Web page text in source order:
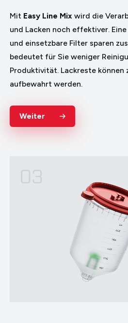
Mit Easy Line Mix wird die
und Lacken noch effektiver.
und einsetzbare Filter sparen
bedeutet für Sie weniger
Produktivität. Lackreste können
aufbewahrt werden.
Weiter